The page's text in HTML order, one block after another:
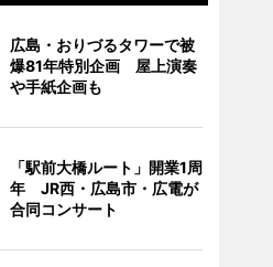
広島・おりづるタワーで被
爆81年特別企画 屋上演奏
や手紙企画も
「駅前大橋ルート」開業1周
年 JR西・広島市・広電が
合同コンサート